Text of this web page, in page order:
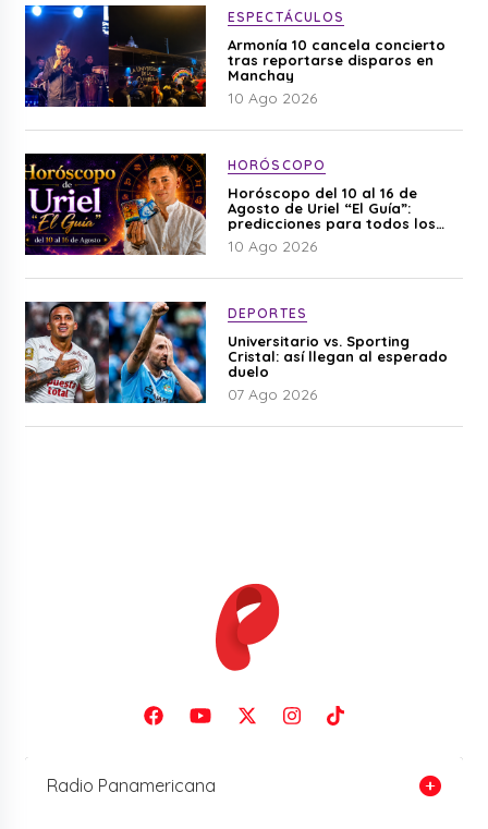
ESPECTÁCULOS
Armonía 10 cancela concierto
tras reportarse disparos en
Manchay
10 Ago 2026
HORÓSCOPO
Horóscopo del 10 al 16 de
Agosto de Uriel “El Guía”:
predicciones para todos los
signos del zodiaco aquí
10 Ago 2026
DEPORTES
Universitario vs. Sporting
Cristal: así llegan al esperado
duelo
07 Ago 2026
Radio Panamericana